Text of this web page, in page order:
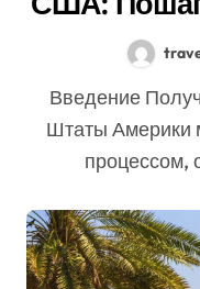
Введение Получение визы в Соединенные
Штаты Америки
процессом,